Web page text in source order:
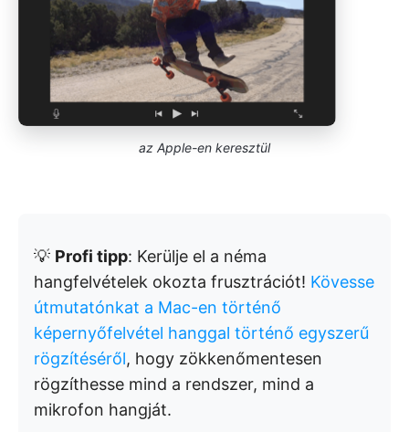
az Apple-en keresztül
💡 Profi tipp: Kerülje el a néma
hangfelvételek okozta frusztrációt! Kövesse
útmutatónkat a Mac-en történő
képernyőfelvétel hanggal történő egyszerű
rögzítéséről, hogy zökkenőmentesen
rögzíthesse mind a rendszer, mind a
mikrofon hangját.